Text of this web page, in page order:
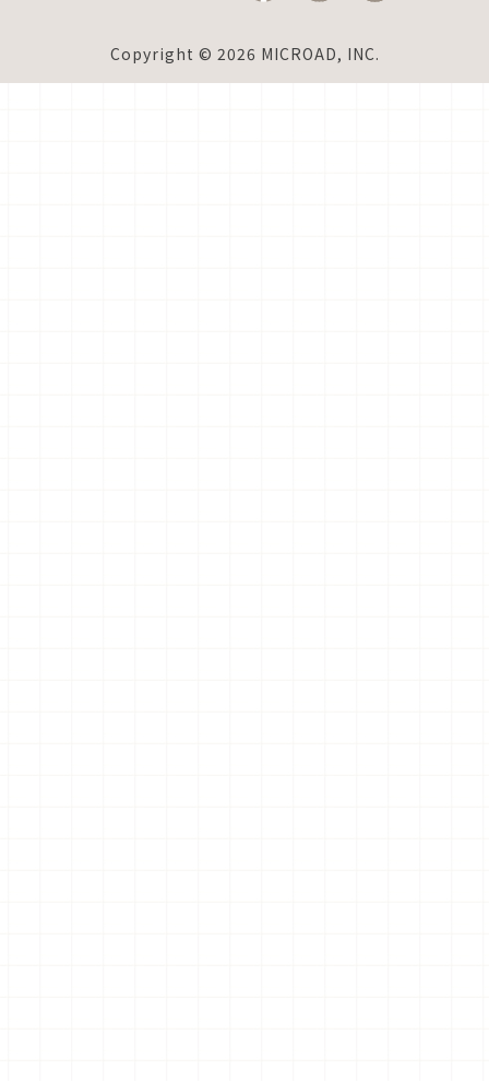
Copyright © 2026 MICROAD, INC.